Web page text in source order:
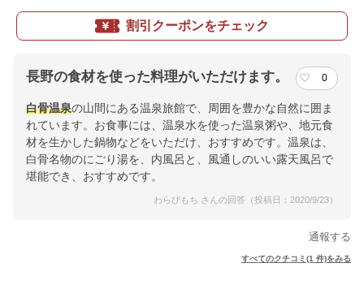
割引クーポンをチェック
長野の食材を使った料理がいただけます。 0
白骨温泉の山間にある温泉旅館で、周囲を豊かな自然に囲ま
れています。お食事には、温泉水を使った温泉粥や、地元食
材を生かした鍋物などをいただけ、おすすめです。温泉は、
白骨名物のにごり湯を、内風呂と、風通しのいい露天風呂で
堪能でき、おすすめです。
わらびもち さんの回答（投稿日：2020/9/23）
通報する
すべてのクチコミ(1 件)をみる